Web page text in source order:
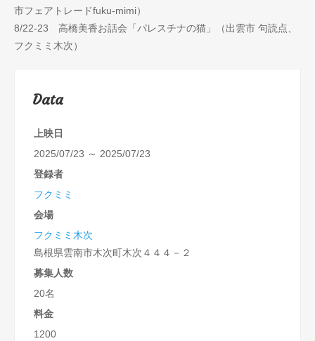
市フェアトレードfuku-mimi）
8/22-23 高橋美香お話会「パレスチナの猫」（出雲市 句読点、
フクミミ木次）
Data
上映日
2025/07/23 ～ 2025/07/23
登録者
フクミミ
会場
フクミミ木次
島根県雲南市木次町木次４４４－２
募集人数
20名
料金
1200